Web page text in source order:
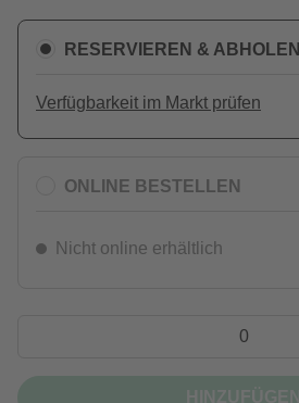
RESERVIEREN & ABHOLEN
Verfügbarkeit im Markt prüfen
ONLINE BESTELLEN
Nicht online erhältlich